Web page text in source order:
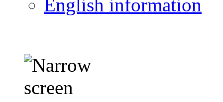
English information